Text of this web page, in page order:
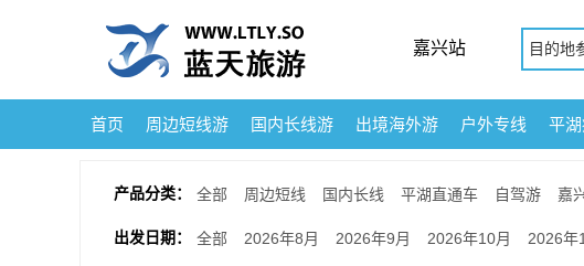
嘉兴站 目的地
首页 周边短线游 国内长线游 出境海外游 户外专线 平
产品分类： 全部 周边短线 国内长线 平湖直通车 自驾游 嘉
出发日期： 全部 2026年8月 2026年9月 2026年10月 2026年